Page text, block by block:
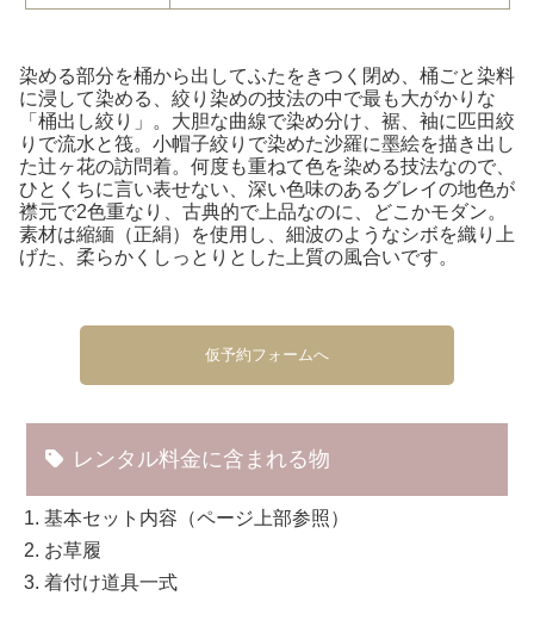
染める部分を桶から出してふたをきつく閉め、桶ごと染料
に浸して染める、絞り染めの技法の中で最も大がかりな
「桶出し絞り」。大胆な曲線で染め分け、裾、袖に匹田絞
りで流水と筏。小帽子絞りで染めた沙羅に墨絵を描き出し
た辻ヶ花の訪問着。何度も重ねて色を染める技法なので、
ひとくちに言い表せない、深い色味のあるグレイの地色が
襟元で2色重なり、古典的で上品なのに、どこかモダン。
素材は縮緬（正絹）を使用し、細波のようなシボを織り上
げた、柔らかくしっとりとした上質の風合いです。
仮予約フォームへ
レンタル料金に含まれる物
基本セット内容（ページ上部参照）
お草履
着付け道具一式